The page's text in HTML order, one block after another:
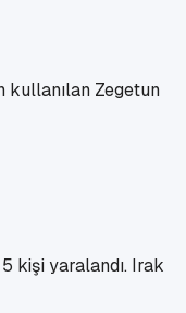
kullanılan Zegetun
kişi yaralandı. Irak